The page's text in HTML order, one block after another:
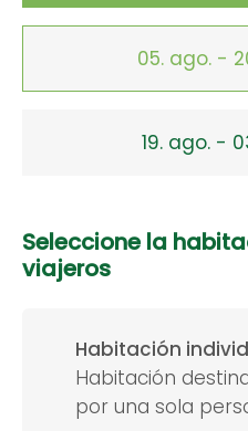
05. ago. -
19. ago. -
Seleccione la
viajeros
Habitación
Habitación
por una sola